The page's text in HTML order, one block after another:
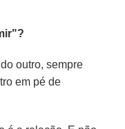
outro, sempre
em pé de